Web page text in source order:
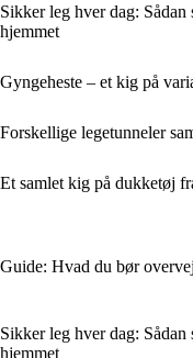
Sikker leg hver dag:
hjemmet
Gyngeheste – et kig på
Forskellige legetunneler
Et samlet kig på dukketøj
Guide: Hvad du bør
Sikker leg hver dag:
hjemmet